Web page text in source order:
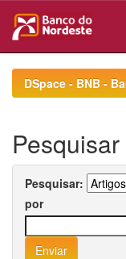
navigationDSpace - BNB -
Pesquisar
Pesquisar:
por